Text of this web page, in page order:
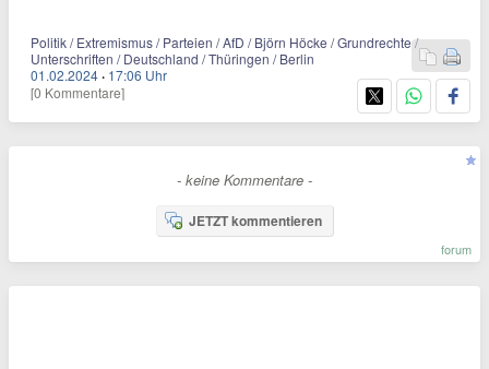
Politik / Extremismus / Parteien / AfD / Björn Höcke / Grundrechte /
Unterschriften / Deutschland / Thüringen / Berlin
01.02.2024 · 17:06 Uhr
[0 Kommentare]
- keine Kommentare -
JETZT kommentieren
forum